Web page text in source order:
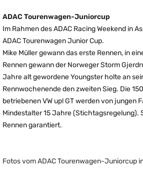
ADAC Tourenwagen-Juniorcup
Im Rahmen des ADAC Racing Weekend in
ADAC Tourenwagen Junior Cup.
Mike Müller gewann das erste Rennen, in
Rennen gewann der Norweger Storm
Jahre alt gewordene Youngster holte an
Rennwochenende den zweiten Sieg. Die
betriebenen VW up! GT werden von jungen
Mindestalter 15 Jahre (Stichtagsregelung).
Rennen garantiert.
Fotos vom ADAC Tourenwagen-Juniorcup